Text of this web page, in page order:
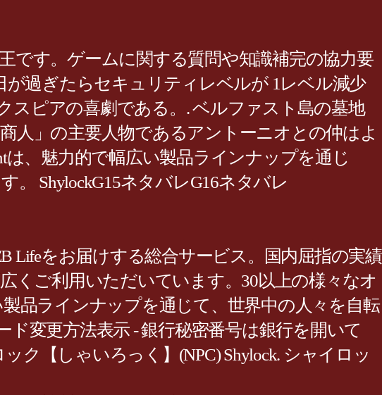
です。ゲームに関する質問や知識補完の協力要
過ぎたらセキュリティレベルが 1レベル減少
スピアの喜劇である。. ベルファスト島の墓地
人」の主要人物であるアントーニオとの仲はよ
、魅力的で幅広い製品ラインナップを通じ
ShylockG15ネタバレG16ネタバレ
Lifeをお届けする総合サービス。国内屈指の実績
くご利用いただいています。30以上の様々なオ
品ラインナップを通じて、世界中の人々を自転
変更方法表示 - 銀行秘密番号は銀行を開いて
【しゃいろっく】(NPC) Shylock. シャイロッ